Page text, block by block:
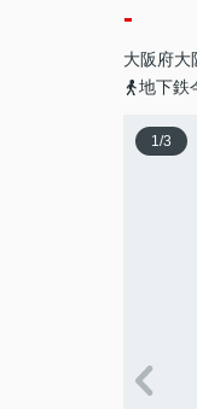
-
大阪府大
地下鉄
1/3